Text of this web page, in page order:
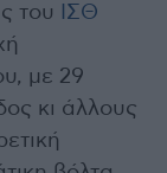
του
ΙΣΘ
με 29
κι άλλους